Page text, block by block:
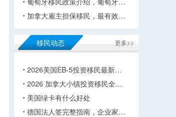
加拿大雇主担保移民，最有效…
更多>>
移民动态
2026美国EB-5投资移民最新…
2026 加拿大小镇投资移民全…
美国绿卡有什么好处
德国法人签完整指南，企业家…